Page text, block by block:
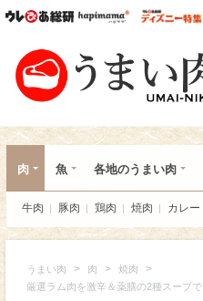
ウレぴあ総研ハピママ*
肉 魚 各地のうまい肉
牛肉 豚肉 鶏肉 焼肉 カレー
うまい肉 > 肉 > 焼肉 >
厳選ラム肉を激辛＆薬膳の2種スープ